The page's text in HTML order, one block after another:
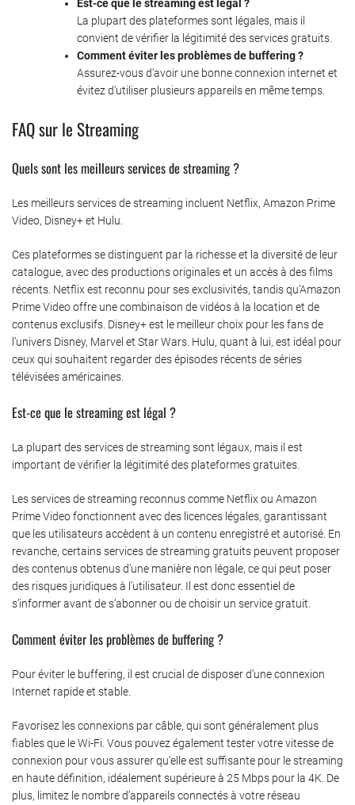
Est-ce que le streaming est légal ?
La plupart des plateformes sont légales, mais il
convient de vérifier la légitimité des services gratuits.
Comment éviter les problèmes de buffering ?
Assurez-vous d’avoir une bonne connexion internet et
évitez d’utiliser plusieurs appareils en même temps.
FAQ sur le Streaming
Quels sont les meilleurs services de streaming ?
Les meilleurs services de streaming incluent Netflix, Amazon Prime
Video, Disney+ et Hulu.
Ces plateformes se distinguent par la richesse et la diversité de leur
catalogue, avec des productions originales et un accès à des films
récents. Netflix est reconnu pour ses exclusivités, tandis qu’Amazon
Prime Video offre une combinaison de vidéos à la location et de
contenus exclusifs. Disney+ est le meilleur choix pour les fans de
l’univers Disney, Marvel et Star Wars. Hulu, quant à lui, est idéal pour
ceux qui souhaitent regarder des épisodes récents de séries
télévisées américaines.
Est-ce que le streaming est légal ?
La plupart des services de streaming sont légaux, mais il est
important de vérifier la légitimité des plateformes gratuites.
Les services de streaming reconnus comme Netflix ou Amazon
Prime Video fonctionnent avec des licences légales, garantissant
que les utilisateurs accèdent à un contenu enregistré et autorisé. En
revanche, certains services de streaming gratuits peuvent proposer
des contenus obtenus d’une manière non légale, ce qui peut poser
des risques juridiques à l’utilisateur. Il est donc essentiel de
s’informer avant de s’abonner ou de choisir un service gratuit.
Comment éviter les problèmes de buffering ?
Pour éviter le buffering, il est crucial de disposer d’une connexion
Internet rapide et stable.
Favorisez les connexions par câble, qui sont généralement plus
fiables que le Wi-Fi. Vous pouvez également tester votre vitesse de
connexion pour vous assurer qu’elle est suffisante pour le streaming
en haute définition, idéalement supérieure à 25 Mbps pour la 4K. De
plus, limitez le nombre d’appareils connectés à votre réseau